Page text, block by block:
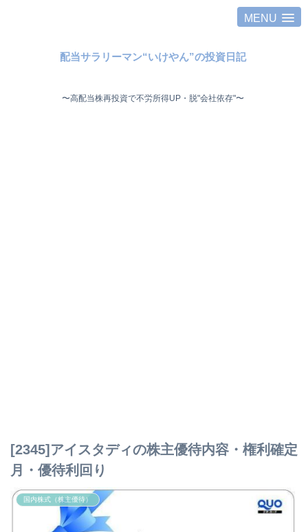
MENU
配当サラリーマン“いけやん”の投資日記 ​
〜高配当株再投資で不労所得UP・脱"会社依存"〜 ​
[2345]アイスタディの株主優待内容・権利確定
月・優待利回り
国内株式（株主優待）